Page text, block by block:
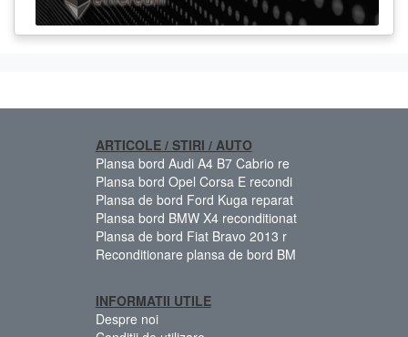
ARTICOLE / STIRI / AUTO
Plansa bord Audi A4 B7 Cabrio re
Plansa bord Opel Corsa E recondi
Plansa de bord Ford Kuga reparat
Plansa bord BMW X4 reconditionat
Plansa de bord Fiat Bravo 2013 r
Reconditionare plansa de bord BM
INFORMATII UTILE
Despre noi